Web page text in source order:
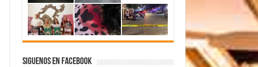
Siguenos en Facebook